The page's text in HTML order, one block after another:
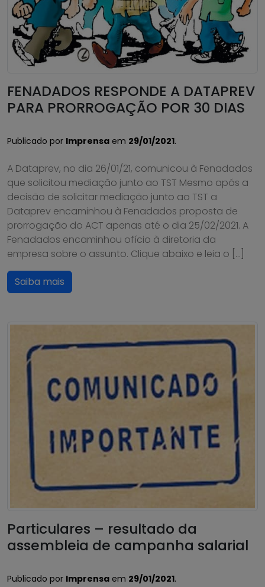
FENADADOS RESPONDE A DATAPREV
PARA PRORROGAÇÃO POR 30 DIAS
Publicado por Imprensa em 29/01/2021.
A Dataprev, no dia 26/01/21, comunicou à Fenadados
que solicitou mediação junto ao TST Mesmo após a
decisão de solicitar mediação junto ao TST a
Dataprev encaminhou à Fenadados proposta de
prorrogação do ACT apenas até o dia 25/02/2021. A
Fenadados encaminhou ofício à diretoria da
empresa sobre o assunto. Clique abaixo e leia o […]
Saiba mais
Particulares – resultado da
assembleia de campanha salarial
Publicado por Imprensa em 29/01/2021.